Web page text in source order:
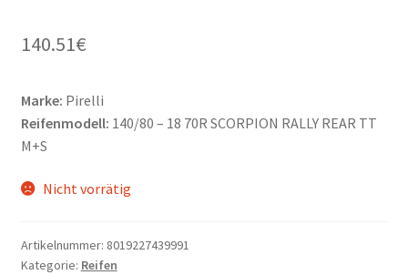
140.51€
Marke: Pirelli
Reifenmodell: 140/80 – 18 70R SCORPION RALLY REAR TT
M+S
Nicht vorrätig
Artikelnummer: 8019227439991
Kategorie: Reifen